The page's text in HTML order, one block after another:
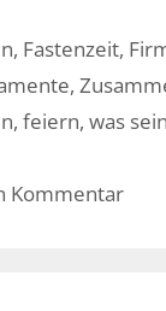
, Fastenzeit,
,
,feiern,was
Kommentar